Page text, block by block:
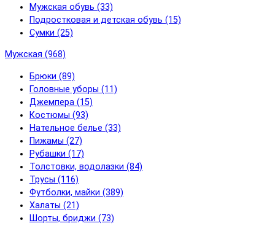
Мужская обувь (33)
Подростковая и детская обувь (15)
Сумки (25)
Мужская (968)
Брюки (89)
Головные уборы (11)
Джемпера (15)
Костюмы (93)
Нательное белье (33)
Пижамы (27)
Рубашки (17)
Толстовки, водолазки (84)
Трусы (116)
Футболки, майки (389)
Халаты (21)
Шорты, бриджи (73)